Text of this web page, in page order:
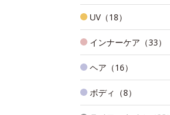
UV（18）
インナーケア（33）
ヘア（16）
ボディ（8）